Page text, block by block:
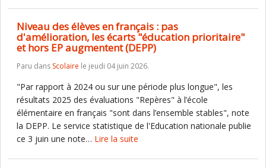
Niveau des élèves en français : pas
d'amélioration, les écarts "éducation prioritaire"
et hors EP augmentent (DEPP)
Paru dans Scolaire le jeudi 04 juin 2026.
"Par rapport à 2024 ou sur une période plus longue", les
résultats 2025 des évaluations "Repères" à l’école
élémentaire en français "sont dans l’ensemble stables", note
la DEPP. Le service statistique de l'Education nationale publie
ce 3 juin une note… Lire la suite